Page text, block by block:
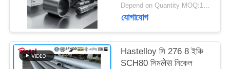
Depend on Quantity MOQ:1PC
যোগাযোগ
Hastelloy সি 276 8 ইঞ্চি
SCH80 সিমलेस নিকেল